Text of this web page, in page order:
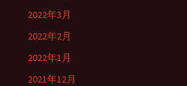
2022年3月
2022年2月
2022年1月
2021年12月